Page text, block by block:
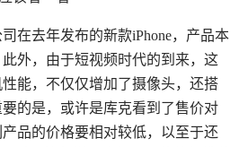
在去年发布的新款iPhone，产品本
外，由于短视频时代的到来，这
能，不仅仅增加了摄像头，还搭
的是，或许是库克看到了售价对
品的价格要相对较低，以至于还